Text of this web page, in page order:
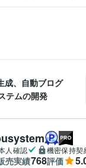
成、自動ブログ
テムの開発
人確認 機密保持契
売実績768評価